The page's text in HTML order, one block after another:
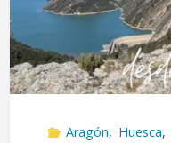
Aragón, Huesca,